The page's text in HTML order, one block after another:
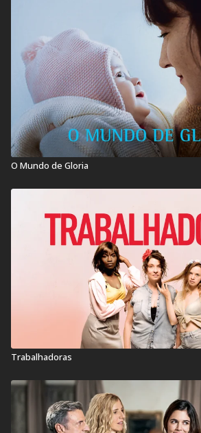
18 anos
Contém: Drogas, Nudez, Conteúdo Sexual.
Título Original:Une Femme du Monde
Duração:97 min
Ano de lançamento:2021
País:França
O Mundo de Gloria
Trabalhadoras